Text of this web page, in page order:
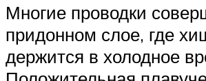
Многие проводки
придонном слое, где
держится в холодное